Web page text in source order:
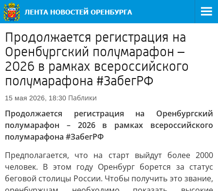
Продолжается регистрация на
Оренбургский полумарафон –
2026 в рамках всероссийского
полумарафона #ЗабегРФ
15 мая 2026, 18:30 Паблики
Продолжается регистрация на Оренбургский
полумарафон – 2026 в рамках всероссийского
полумарафона #ЗабегРФ
Предполагается, что на старт выйдут более 2000
человек. В этом году Оренбург борется за статус
беговой столицы России. Чтобы получить это звание,